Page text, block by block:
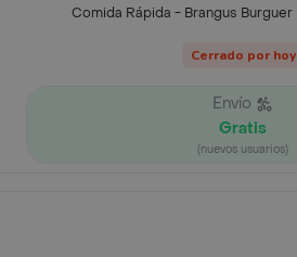
Comida Rápida - Brangus Burguer
Cerrado por hoy
Envío
Gratis
(nuevos usuarios)